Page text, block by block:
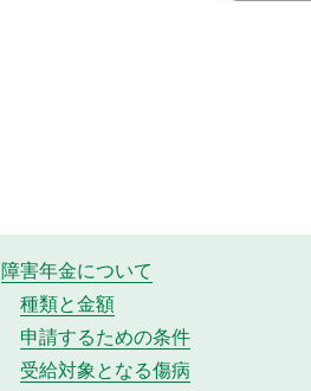
障害年金について
種類と金額
申請するための条件
受給対象となる傷病